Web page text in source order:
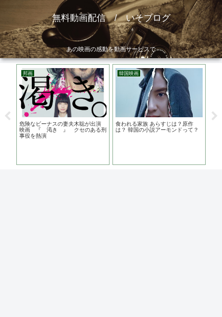
無料動画配信 / いそブログ
あの映画の感動を動画サービスで
邦画
危険なビーナスの妻夫木聡が出演
映画 『 渇き 』 クセのある刑
事役を熱演
韓国映画
食われる家族 あらすじは？原作
は？ 韓国の小説アーモンドって？